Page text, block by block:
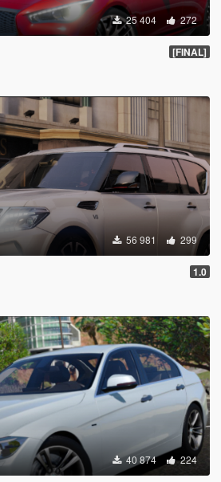
25 404 272
[FINAL]
56 981 299
1.0
40 874 224